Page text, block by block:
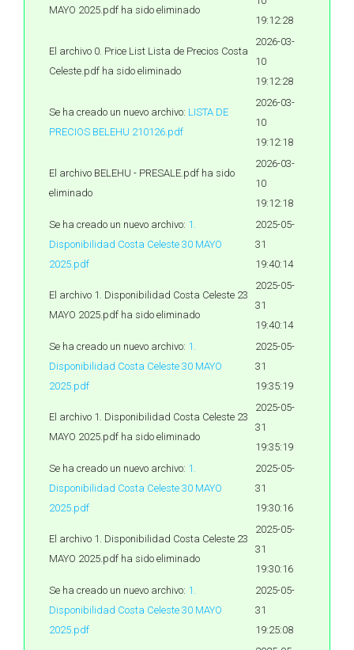
MAYO 2025.pdf ha sido eliminado
19:12:28
El archivo 0. Price List Lista de Precios Costa
Celeste.pdf ha sido eliminado
2026-03-
10
19:12:28
Se ha creado un nuevo archivo: LISTA DE
PRECIOS BELEHU 210126.pdf
2026-03-
10
19:12:18
El archivo BELEHU - PRESALE.pdf ha sido
eliminado
2026-03-
10
19:12:18
Se ha creado un nuevo archivo: 1.
Disponibilidad Costa Celeste 30 MAYO
2025.pdf
2025-05-
31
19:40:14
El archivo 1. Disponibilidad Costa Celeste 23
MAYO 2025.pdf ha sido eliminado
2025-05-
31
19:40:14
Se ha creado un nuevo archivo: 1.
Disponibilidad Costa Celeste 30 MAYO
2025.pdf
2025-05-
31
19:35:19
El archivo 1. Disponibilidad Costa Celeste 23
MAYO 2025.pdf ha sido eliminado
2025-05-
31
19:35:19
Se ha creado un nuevo archivo: 1.
Disponibilidad Costa Celeste 30 MAYO
2025.pdf
2025-05-
31
19:30:16
El archivo 1. Disponibilidad Costa Celeste 23
MAYO 2025.pdf ha sido eliminado
2025-05-
31
19:30:16
Se ha creado un nuevo archivo: 1.
Disponibilidad Costa Celeste 30 MAYO
2025.pdf
2025-05-
31
19:25:08